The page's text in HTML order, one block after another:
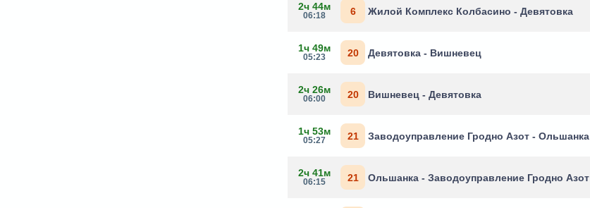
2ч 44м
06:18 6 Жилой Комплекс Колбасино - Девятовка
1ч 49м
05:23 20 Девятовка - Вишневец
2ч 26м
06:00 20 Вишневец - Девятовка
1ч 53м
05:27 21 Заводоуправление Гродно Азот - Ольшанка
2ч 41м
06:15 21 Ольшанка - Заводоуправление Гродно Азот